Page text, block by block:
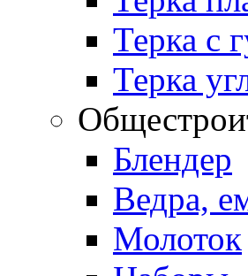
Терка с
Терка
Блендер
Ведра,
Молоток